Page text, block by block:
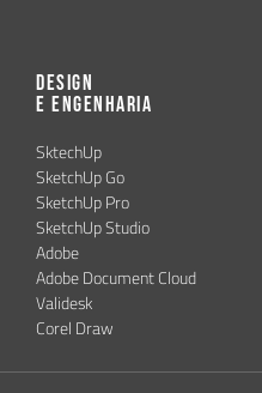
Design
e Engenharia
SktechUp
SketchUp Go
SketchUp Pro
SketchUp Studio
Adobe
Adobe Document Cloud
Validesk
Corel Draw